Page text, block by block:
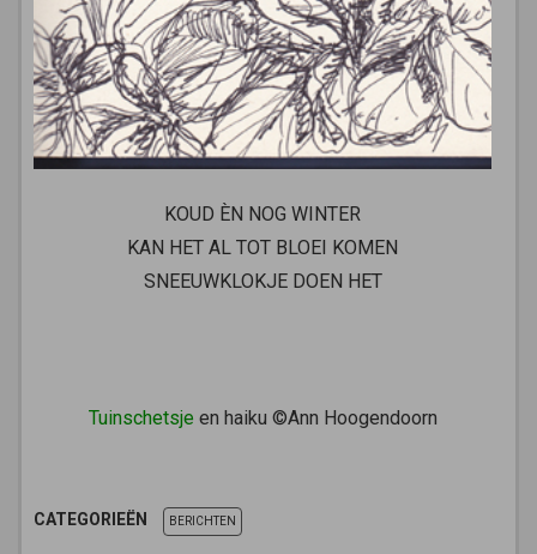
KOUD ÈN NOG WINTER
KAN HET AL TOT BLOEI KOMEN
SNEEUWKLOKJE DOEN HET
Tuinschetsje en haiku ©Ann Hoogendoorn
CATEGORIEËN BERICHTEN